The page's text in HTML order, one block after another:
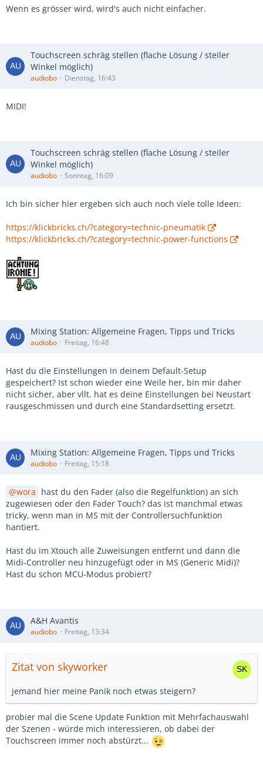
Wenn es grösser wird, wird's auch nicht einfacher.
Touchscreen schräg stellen (flache Lösung / steiler
Winkel möglich)
audiobo Dienstag, 16:43
MIDI!
Touchscreen schräg stellen (flache Lösung / steiler
Winkel möglich)
audiobo Sonntag, 16:09
Ich bin sicher hier ergeben sich auch noch viele tolle Ideen:
https://klickbricks.ch/?category=technic-pneumatik
https://klickbricks.ch/?category=technic-power-functions
Mixing Station: Allgemeine Fragen, Tipps und Tricks
audiobo Freitag, 16:48
Hast du die Einstellungen in deinem Default-Setup
gespeichert? Ist schon wieder eine Weile her, bin mir daher
nicht sicher, aber vllt. hat es deine Einstellungen bei Neustart
rausgeschmissen und durch eine Standardsetting ersetzt.
Mixing Station: Allgemeine Fragen, Tipps und Tricks
audiobo Freitag, 15:18
wora hast du den Fader (also die Regelfunktion) an sich
zugewiesen oder den Fader Touch? das ist manchmal etwas
tricky, wenn man in MS mit der Controllersuchfunktion
hantiert.
Hast du im Xtouch alle Zuweisungen entfernt und dann die
Midi-Controller neu hinzugefügt oder in MS (Generic Midi)?
Hast du schon MCU-Modus probiert?
A&H Avantis
audiobo Freitag, 13:34
Zitat von skyworker
jemand hier meine Panik noch etwas steigern?
probier mal die Scene Update Funktion mit Mehrfachauswahl
der Szenen - würde mich interessieren, ob dabei der
Touchscreen immer noch abstürzt...